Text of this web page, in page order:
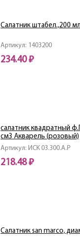
Артикул: 1403200
Салатник штабел.,200 мл
234.40 ₽
Артикул: ИСК 03.300.А.Р
салатник квадратный
см3 Акварель (розовый)
218.48 ₽
Салатник san marco,